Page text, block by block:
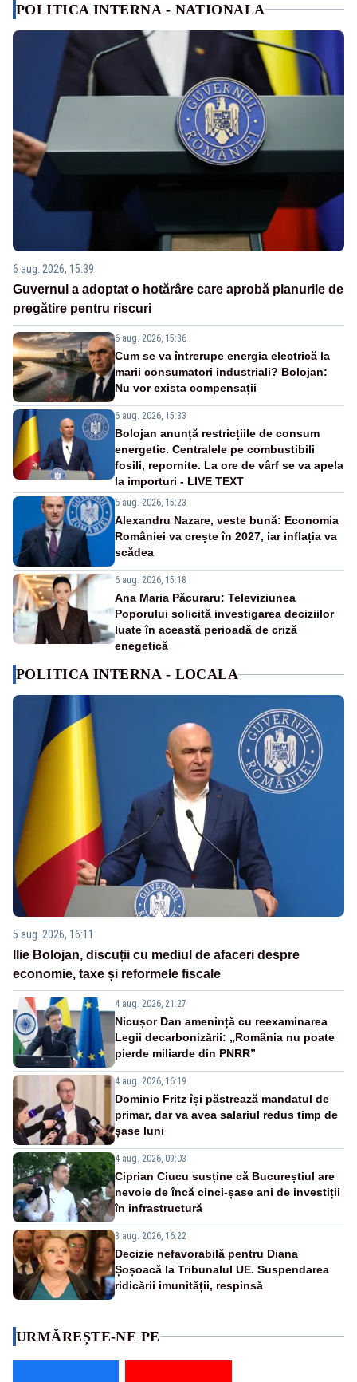
POLITICA INTERNA - NATIONALA
6 aug. 2026, 15:39
Guvernul a adoptat o hotărâre care aprobă planurile de
pregătire pentru riscuri
6 aug. 2026, 15:36
Cum se va întrerupe energia electrică la
marii consumatori industriali? Bolojan:
Nu vor exista compensații
6 aug. 2026, 15:33
Bolojan anunță restricțiile de consum
energetic. Centralele pe combustibili
fosili, repornite. La ore de vârf se va apela
la importuri - LIVE TEXT
6 aug. 2026, 15:23
Alexandru Nazare, veste bună: Economia
României va crește în 2027, iar inflația va
scădea
6 aug. 2026, 15:18
Ana Maria Păcuraru: Televiziunea
Poporului solicită investigarea deciziilor
luate în această perioadă de criză
enegetică
POLITICA INTERNA - LOCALA
5 aug. 2026, 16:11
Ilie Bolojan, discuții cu mediul de afaceri despre
economie, taxe și reformele fiscale
4 aug. 2026, 21:27
Nicușor Dan amenință cu reexaminarea
Legii decarbonizării: „România nu poate
pierde miliarde din PNRR”
4 aug. 2026, 16:19
Dominic Fritz își păstrează mandatul de
primar, dar va avea salariul redus timp de
șase luni
4 aug. 2026, 09:03
Ciprian Ciucu susține că Bucureștiul are
nevoie de încă cinci-șase ani de investiții
în infrastructură
3 aug. 2026, 16:22
Decizie nefavorabilă pentru Diana
Șoșoacă la Tribunalul UE. Suspendarea
ridicării imunității, respinsă
URMĂREȘTE-NE PE